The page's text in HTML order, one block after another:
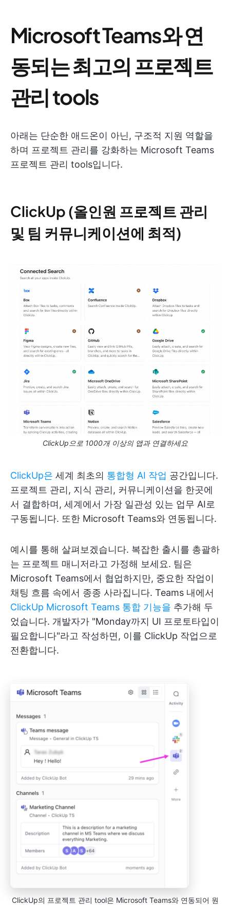
Microsoft Teams와 연
동되는 최고의 프로젝트
관리 tools
아래는 단순한 애드온이 아닌, 구조적 지원 역할을
하며 프로젝트 관리를 강화하는 Microsoft Teams
프로젝트 관리 tools입니다.
ClickUp (올인원 프로젝트 관리
및 팀 커뮤니케이션에 최적)
ClickUp으로 1000개 이상의 앱과 연결하세요
ClickUp은 세계 최초의 통합형 AI 작업 공간입니다.
프로젝트 관리, 지식 관리, 커뮤니케이션을 한곳에
서 결합하며, 세계에서 가장 일관성 있는 업무 AI로
구동됩니다. 또한 Microsoft Teams와 연동됩니다.
예시를 통해 살펴보겠습니다. 복잡한 출시를 총괄하
는 프로젝트 매니저라고 가정해 보세요. 팀은
Microsoft Teams에서 협업하지만, 중요한 작업이
채팅 흐름 속에서 종종 사라집니다. Teams 내에서
ClickUp Microsoft Teams 통합 기능을 추가해 두
었습니다. 개발자가 "Monday까지 UI 프로토타입이
필요합니다"라고 작성하면, 이를 ClickUp 작업으로
전환합니다.
ClickUp의 프로젝트 관리 tool은 Microsoft Teams와 연동되어 원